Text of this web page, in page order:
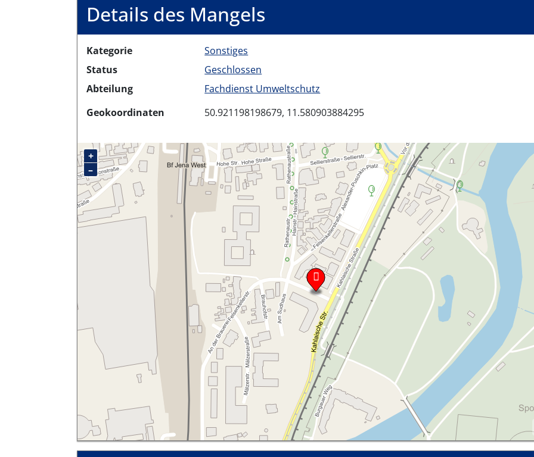
Details des Mangels
Kategorie
Sonstiges
Status
Geschlossen
Abteilung
Fachdienst Umweltschutz
Geokoordinaten
50.921198198679, 11.580903884295
+
–